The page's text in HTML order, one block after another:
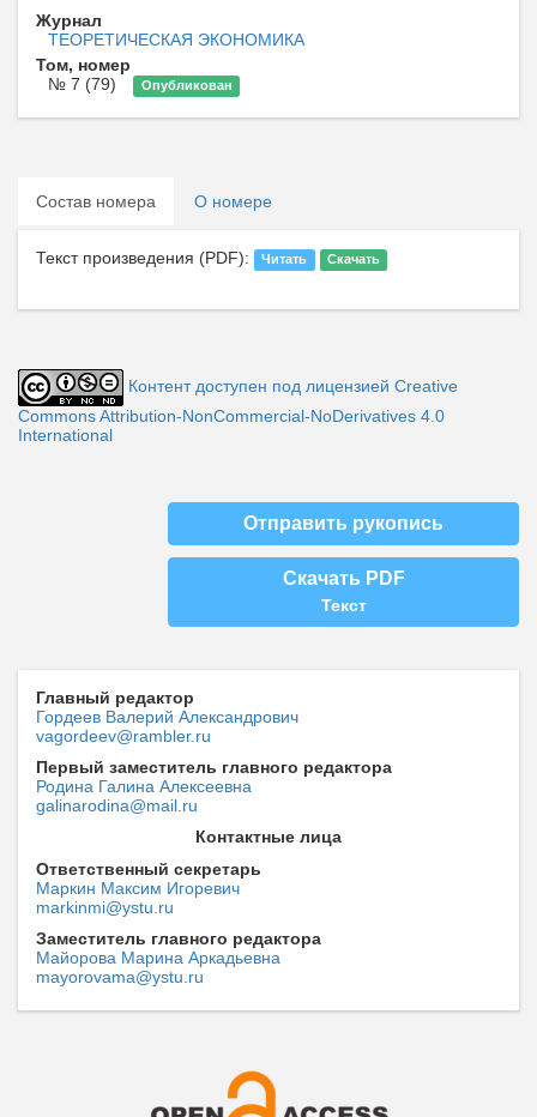
Журнал
ТЕОРЕТИЧЕСКАЯ ЭКОНОМИКА
Том, номер
№ 7 (79)
Опубликован
Состав номера О номере
Текст произведения (PDF): Читать Скачать
Контент доступен под лицензией Creative
Commons Attribution-NonCommercial-NoDerivatives 4.0
International
Отправить рукопись
Скачать PDF
Текст
Главный редактор
Гордеев Валерий Александрович
vagordeev@rambler.ru
Первый заместитель главного редактора
Родина Галина Алексеевна
galinarodina@mail.ru
Контактные лица
Ответственный секретарь
Маркин Максим Игоревич
markinmi@ystu.ru
Заместитель главного редактора
Майорова Марина Аркадьевна
mayorovama@ystu.ru